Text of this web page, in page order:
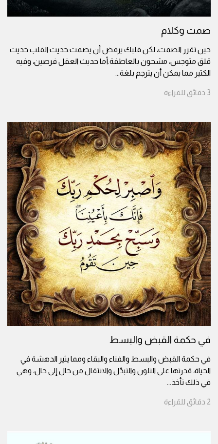
صمت وكلام
حين تقرر الصمت، لكن قلبك يرفض أن يصمت.حديث القلب حديث
قلق متوجس، مشحون بالعاطفة.أما حديث العقل فرصين، وفيه
الكثير مما يمكن أن يترجم بلغة...
3 دقائق للقراءة
في حكمة القبض والبسط
في حكمة القبض والبسط والفناء والبقاء ومما يثير الدهشة في
الحياة، قدرتها على التلون والتبدّل والانتقال من حال إلى حال، وهي
في ذلك تأخذ...
2 دقائق للقراءة